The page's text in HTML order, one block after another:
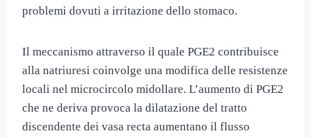
problemi dovuti a irritazione dello stomaco.
Il meccanismo attraverso il quale PGE2 contribuisce
alla natriuresi coinvolge una modifica delle resistenze
locali nel microcircolo midollare. L’aumento di PGE2
che ne deriva provoca la dilatazione del tratto
discendente dei vasa recta aumentano il flusso